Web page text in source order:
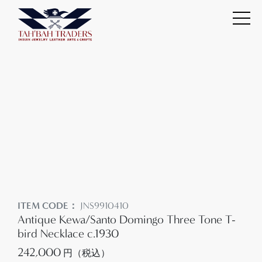
ITEM CODE： JNS9910410
Antique Kewa/Santo Domingo Three Tone T-
bird Necklace c.1930
242,000 円（税込）